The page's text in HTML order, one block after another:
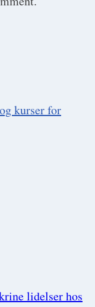
kurser for
lidelser hos